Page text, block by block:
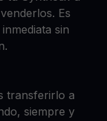
Es
sin
transferirlo a
siempre y